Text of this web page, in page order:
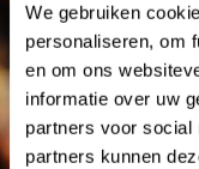
We gebruiken
personaliseren, om
en om ons
informatie over uw
partners voor social
partners kunnen